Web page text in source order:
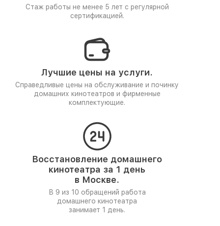
Стаж работы не менее 5 лет с регулярной
сертификацией.
Лучшие цены на услуги.
Справедливые цены на обслуживание и починку
домашних кинотеатров и фирменные
комплектующие.
Восстановление домашнего
кинотеатра за 1 день
в Москве.
В 9 из 10 обращений работа
домашнего кинотеатра
занимает 1 день.